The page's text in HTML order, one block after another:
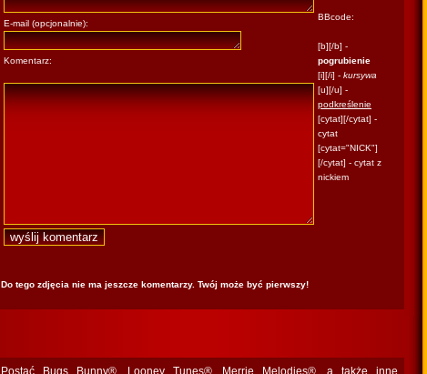
E-mail (opcjonalnie):
Komentarz:
BBcode:
[b][/b] -
pogrubienie
[i][/i] - kursywa
[u][/u] -
podkreślenie
[cytat][/cytat] -
cytat
[cytat="NICK"]
[/cytat] - cytat z
nickiem
Do tego zdjęcia nie ma jeszcze komentarzy. Twój może być pierwszy!
Postać Bugs Bunny®, Looney Tunes®, Merrie Melodies®, a także inne